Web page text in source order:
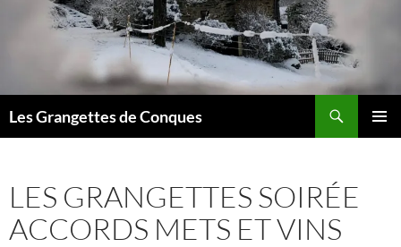
Les Grangettes de Conques
LES GRANGETTES SOIRÉE
ACCORDS METS ET VINS